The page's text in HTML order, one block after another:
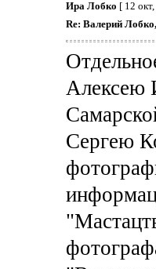
Ира Лобко [ 12
Re: Валерий
Алексею
Сергею